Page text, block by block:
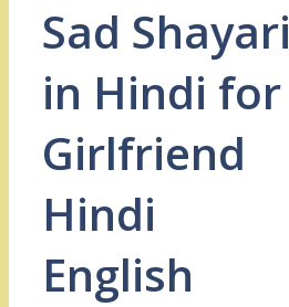
Sad Shayari
in Hindi for
Girlfriend
Hindi
English